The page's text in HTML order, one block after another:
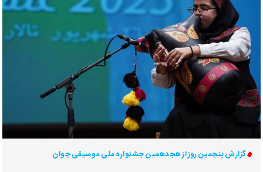
گزارش پنجمین روز از هجدهمین جشنواره ملی موسیقی جوان